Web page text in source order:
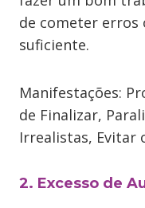
de cometer erros
suficiente.
Manifestações:
de Finalizar,
Irrealistas, Evitar
2. Excesso de